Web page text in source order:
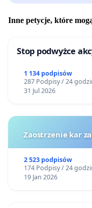
Inne petycje, które
Stop podwyżce
1 134 podpisów
287 Podpisy / 24
31 Jul 2026
Zaostrzenie kar
2 523 podpisów
174 Podpisy / 24
19 Jan 2026